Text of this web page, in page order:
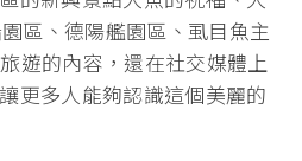
區、德陽艦園區、虱目魚主
遊的內容，還在社交媒體上
更多人能夠認識這個美麗的